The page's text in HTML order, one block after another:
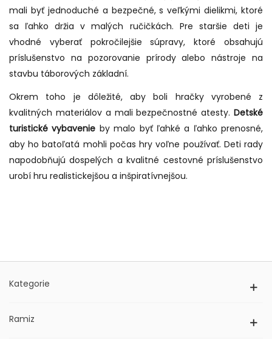
mali byť jednoduché a bezpečné, s veľkými dielikmi, ktoré
sa ľahko držia v malých ručičkách. Pre staršie deti je
vhodné vyberať pokročilejšie súpravy, ktoré obsahujú
príslušenstvo na pozorovanie prírody alebo nástroje na
stavbu táborových základní.
Okrem toho je dôležité, aby boli hračky vyrobené z
kvalitných materiálov a mali bezpečnostné atesty. Detské
turistické vybavenie by malo byť ľahké a ľahko prenosné,
aby ho batoľatá mohli počas hry voľne používať. Deti rady
napodobňujú dospelých a kvalitné cestovné príslušenstvo
urobí hru realistickejšou a inšpiratívnejšou.
Kategorie
Ramiz